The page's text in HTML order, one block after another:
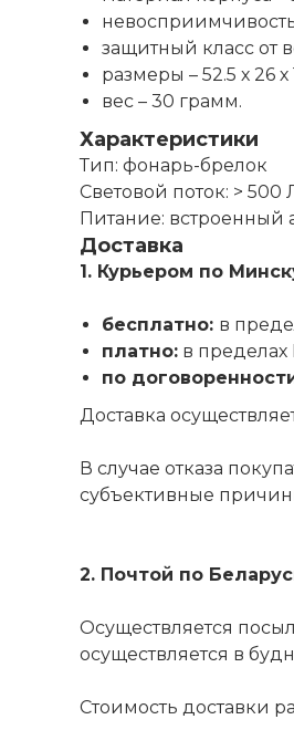
защитный класс от
размеры – 52.5 х 26
вес – 30 грамм.
Характеристики
Тип: фонарь-брелок
Световой поток: > 500
Питание: встроенный
Доставка
1. Курьером по
бесплатно: в
платно: в
по
Доставка
В случае отказа
субъективные
2. Почтой по
Осуществляется
осуществляется в
Стоимость доставки